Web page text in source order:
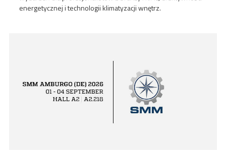
energetycznej i technologii klimatyzacji wnętrz.